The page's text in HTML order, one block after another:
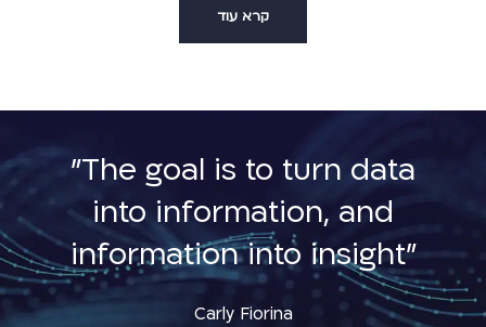
קרא עוד
"The goal is to turn data
into information, and
information into insight"
Carly Fiorina